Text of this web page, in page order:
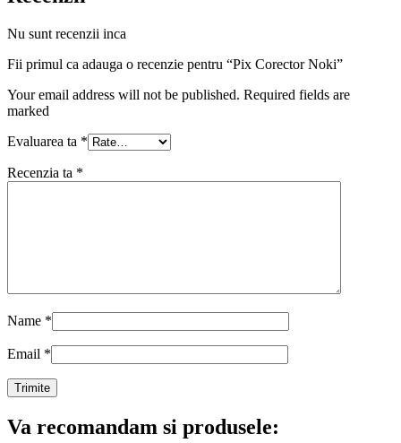
Nu sunt recenzii inca
Fii primul ca adauga o recenzie pentru “Pix Corector Noki”
Your email address will not be published. Required fields are
marked
Evaluarea ta *
Recenzia ta *
Name *
Email *
Va recomandam si produsele: